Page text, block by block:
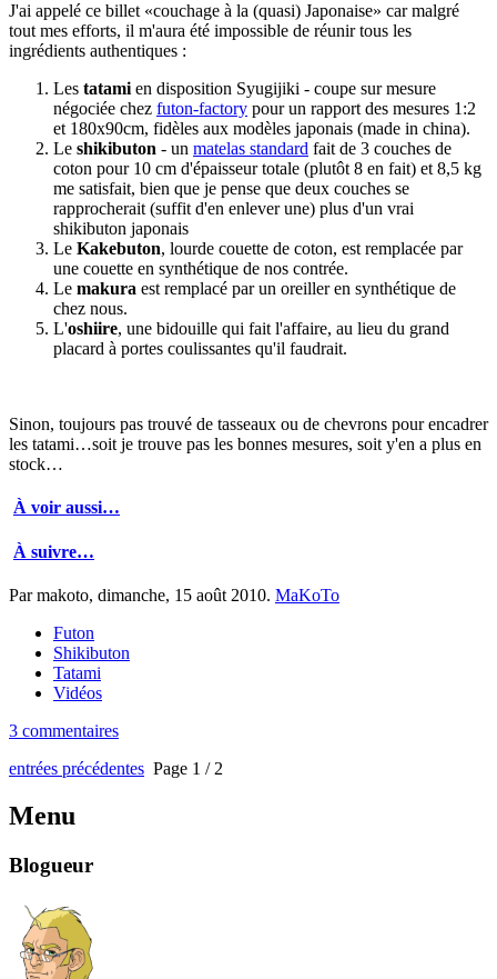
J'ai appelé ce billet «couchage à la (quasi) Japonaise» car malgré
tout mes efforts, il m'aura été impossible de réunir tous les
ingrédients authentiques :
Les tatami en disposition Syugijiki - coupe sur mesure
négociée chez futon-factory pour un rapport des mesures 1:2
et 180x90cm, fidèles aux modèles japonais (made in china).
Le shikibuton - un matelas standard fait de 3 couches de
coton pour 10 cm d'épaisseur totale (plutôt 8 en fait) et 8,5 kg
me satisfait, bien que je pense que deux couches se
rapprocherait (suffit d'en enlever une) plus d'un vrai
shikibuton japonais
Le Kakebuton, lourde couette de coton, est remplacée par
une couette en synthétique de nos contrée.
Le makura est remplacé par un oreiller en synthétique de
chez nous.
L'oshiire, une bidouille qui fait l'affaire, au lieu du grand
placard à portes coulissantes qu'il faudrait.
Sinon, toujours pas trouvé de tasseaux ou de chevrons pour encadrer
les tatami…soit je trouve pas les bonnes mesures, soit y'en a plus en
stock…
À voir aussi…
À suivre…
Par makoto, dimanche, 15 août 2010. MaKoTo
Futon
Shikibuton
Tatami
Vidéos
3 commentaires
entrées précédentes Page 1 / 2
Menu
Blogueur